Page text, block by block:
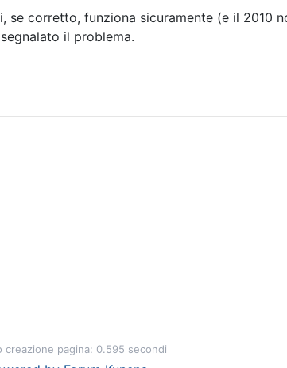
se corretto, funziona sicuramente (e il 2010
il problema.
creazione pagina: 0.595 secondi